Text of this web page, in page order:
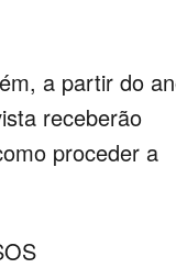
a partir do
receberão
proceder a